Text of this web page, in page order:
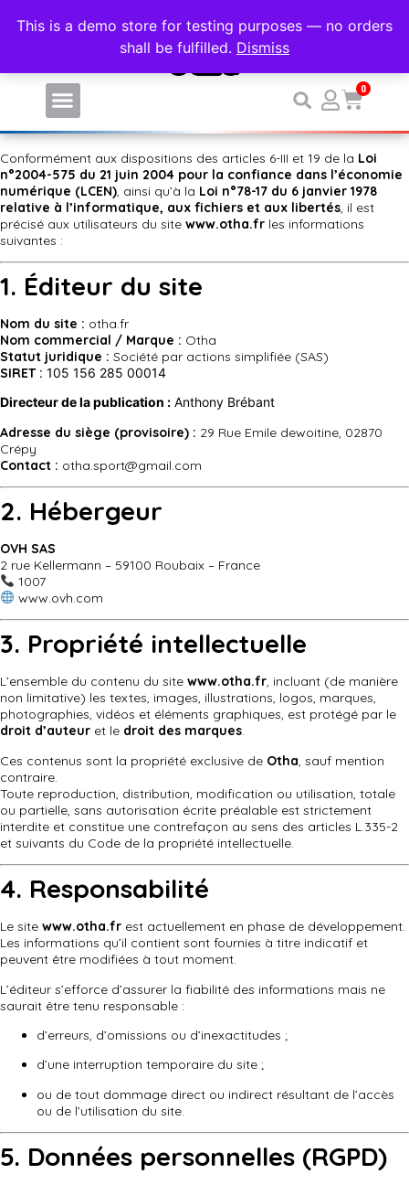
This is a demo store for testing purposes — no orders
shall be fulfilled. Dismiss
0
Conformément aux dispositions des articles 6-III et 19 de la Loi
n°2004-575 du 21 juin 2004 pour la confiance dans l’économie
numérique (LCEN) , ainsi qu’à la Loi n°78-17 du 6 janvier 1978
relative à l’informatique, aux fichiers et aux libertés , il est
précisé aux utilisateurs du site www.otha.fr les informations
suivantes :
1. Éditeur du site
Nom du site : otha.fr
Nom commercial / Marque : Otha
Statut juridique : Société par actions simplifiée (SAS)
SIRET : 105 156 285 00014
Directeur de la publication : Anthony Brébant
Adresse du siège (provisoire) : 29 Rue Emile dewoitine, 02870
Crépy
Contact : otha.sport@gmail.com
2. Hébergeur
OVH SAS
2 rue Kellermann – 59100 Roubaix – France
1007
www.ovh.com
3. Propriété intellectuelle
L’ensemble du contenu du site www.otha.fr, incluant (de manière
non limitative) les textes, images, illustrations, logos, marques,
photographies, vidéos et éléments graphiques, est protégé par le
droit d’auteur et le droit des marques.
Ces contenus sont la propriété exclusive de Otha, sauf mention
contraire.
Toute reproduction, distribution, modification ou utilisation, totale
ou partielle, sans autorisation écrite préalable est strictement
interdite et constitue une contrefaçon au sens des articles L.335-2
et suivants du Code de la propriété intellectuelle.
4. Responsabilité
Le site www.otha.fr est actuellement en phase de développement.
Les informations qu’il contient sont fournies à titre indicatif et
peuvent être modifiées à tout moment.
L’éditeur s’efforce d’assurer la fiabilité des informations mais ne
saurait être tenu responsable :
d’erreurs, d’omissions ou d’inexactitudes ;
d’une interruption temporaire du site ;
ou de tout dommage direct ou indirect résultant de l’accès
ou de l’utilisation du site.
5. Données personnelles (RGPD)